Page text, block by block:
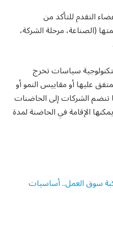
التقدم للتأكد من
(الصناعة، مرحلة الشركة،
سياسات تخرج
عليها أو مقاييس النمو أو
تنضم الشركات إلى الحاضنات
الإقامة في الحاضنة لمدة
سوق العمل.. أساسيات